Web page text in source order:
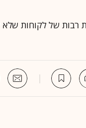
רבות של לקוחות שלא